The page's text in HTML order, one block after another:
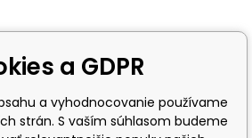
a GDPR
a vyhodnocovanie používame
strán. S vaším súhlasom budeme